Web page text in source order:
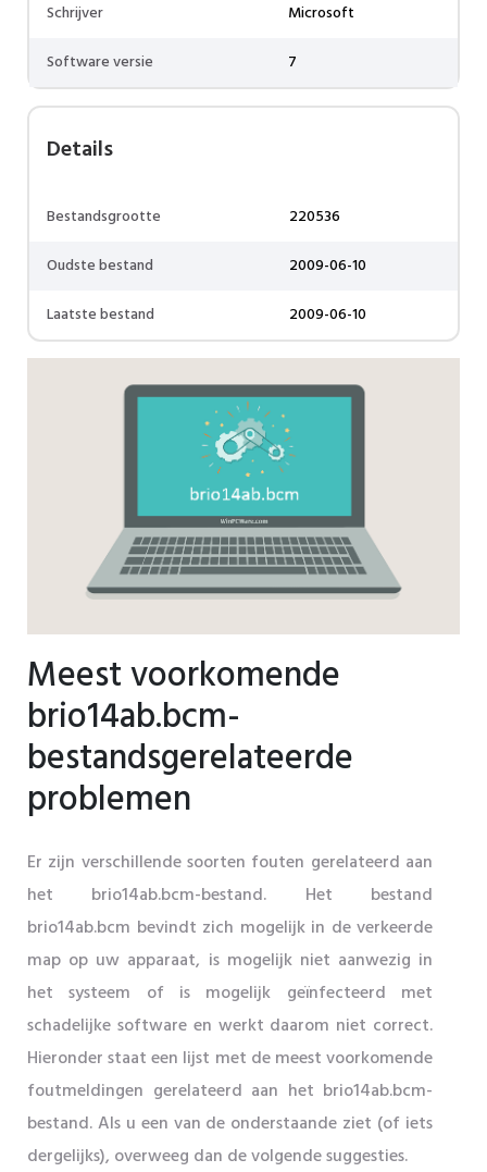
Schrijver
Microsoft
Software versie
7
Details
Bestandsgrootte
220536
Oudste bestand
2009-06-10
Laatste bestand
2009-06-10
Meest voorkomende
brio14ab.bcm-
bestandsgerelateerde
problemen
Er zijn verschillende soorten fouten gerelateerd aan
het brio14ab.bcm-bestand. Het bestand
brio14ab.bcm bevindt zich mogelijk in de verkeerde
map op uw apparaat, is mogelijk niet aanwezig in
het systeem of is mogelijk geïnfecteerd met
schadelijke software en werkt daarom niet correct.
Hieronder staat een lijst met de meest voorkomende
foutmeldingen gerelateerd aan het brio14ab.bcm-
bestand. Als u een van de onderstaande ziet (of iets
dergelijks), overweeg dan de volgende suggesties.